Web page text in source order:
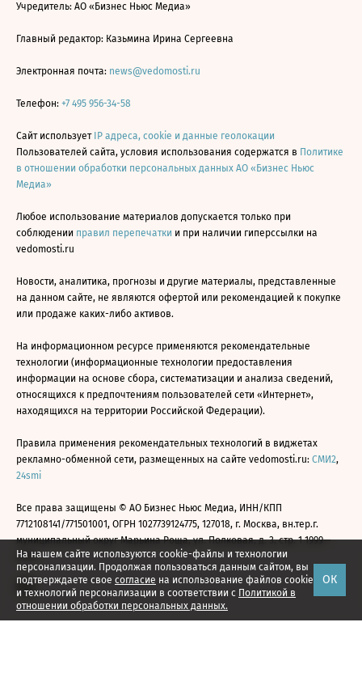
На нашем сайте используются cookie-файлы и технологии
персонализации. Продолжая пользоваться данным сайтом, вы
подтверждаете свое согласие на использование файлов cookie
и технологий персонализации в соответствии с Политикой в
отношении обработки персональных данных.
ОК
Учредитель: АО «Бизнес Ньюс Медиа»
Главный редактор: Казьмина Ирина Сергеевна
Электронная почта: news@vedomosti.ru
Телефон: +7 495 956-34-58
Сайт использует IP адреса, cookie и данные геолокации
Пользователей сайта, условия использования содержатся в Политике
в отношении обработки персональных данных АО «Бизнес Ньюс
Медиа»
Любое использование материалов допускается только при
соблюдении правил перепечатки и при наличии гиперссылки на
vedomosti.ru
Новости, аналитика, прогнозы и другие материалы, представленные
на данном сайте, не являются офертой или рекомендацией к покупке
или продаже каких-либо активов.
На информационном ресурсе применяются рекомендательные
технологии (информационные технологии предоставления
информации на основе сбора, систематизации и анализа сведений,
относящихся к предпочтениям пользователей сети «Интернет»,
находящихся на территории Российской Федерации).
Правила применения рекомендательных технологий в виджетах
рекламно-обменной сети, размещенных на сайте vedomosti.ru: СМИ2,
24smi
Все права защищены © АО Бизнес Ньюс Медиа, ИНН/КПП
7712108141/771501001, ОГРН 1027739124775, 127018, г. Москва, вн.тер.г.
муниципальный округ Марьина Роща, ул. Полковая, д. 3, стр. 1 1999—
2026